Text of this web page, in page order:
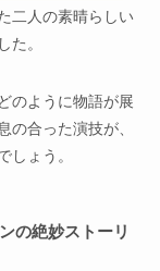
二人の素晴らしい
た。
のように物語が展
の合った演技が、
しょう。
の絶妙ストーリ